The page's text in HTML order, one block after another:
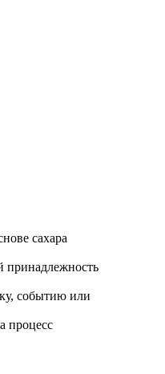
сахара
принадлежность
событию или
процесс